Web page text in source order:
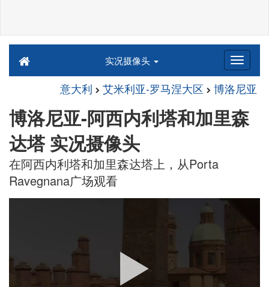
实况摄像头
意大利 艾米利亚-罗马涅大区 博洛尼亚
博洛尼亚-阿西内利塔和加里森
达塔 实况摄像头
在阿西内利塔和加里森达塔上，从Porta
Ravegnana广场观看